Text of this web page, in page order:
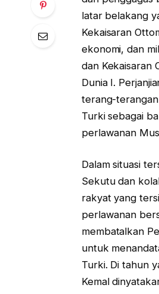
latar belakang
Kekaisaran
ekonomi, dan
dan Kekaisaran
Dunia I.
terang-
Turki sebagai
perlawanan
Dalam situasi
Sekutu dan
rakyat yang
perlawanan
membatalkan
untuk
Turki. Di tahun
Kemal